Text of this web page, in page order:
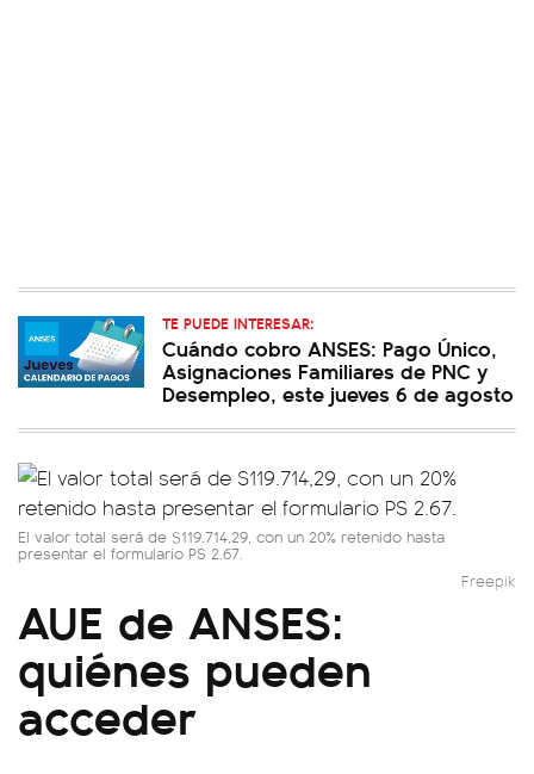
TE PUEDE INTERESAR:
Cuándo cobro ANSES: Pago Único,
Asignaciones Familiares de PNC y
Desempleo, este jueves 6 de agosto
El valor total será de $119.714,29, con un 20% retenido hasta
presentar el formulario PS 2.67.
Freepik
AUE de ANSES:
quiénes pueden
acceder